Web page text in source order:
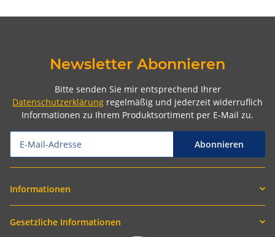
Newsletter Abonnieren
Bitte senden Sie mir entsprechend Ihrer
Datenschutzerklärung regelmäßig und jederzeit widerruflich
Informationen zu Ihrem Produktsortiment per E-Mail zu.
Abonnieren
Informationen
Gesetzliche Informationen